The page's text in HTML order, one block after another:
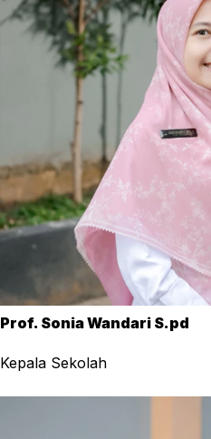
Prof. Sonia Wandari S.pd
Kepala Sekolah